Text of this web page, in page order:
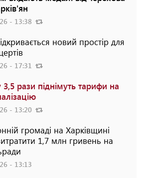
- 13:38
новий простір для
- 17:31
3,5 рази піднімуть тарифи на
- 13:20
громаді на Харківщині
1,7 млн гривень на
- 13:13